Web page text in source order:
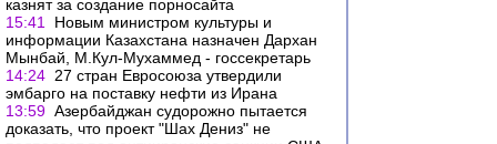
казнят за создание порносайта
15:41
Новым министром культуры и
информации Казахстана назначен Дархан
Мынбай, М.Кул-Мухаммед - госсекретарь
14:24 27 стран Евросоюза утвердили
эмбарго на поставку нефти из Ирана
13:59 Азербайджан судорожно пытается
доказать, что проект "Шах Дениз" не